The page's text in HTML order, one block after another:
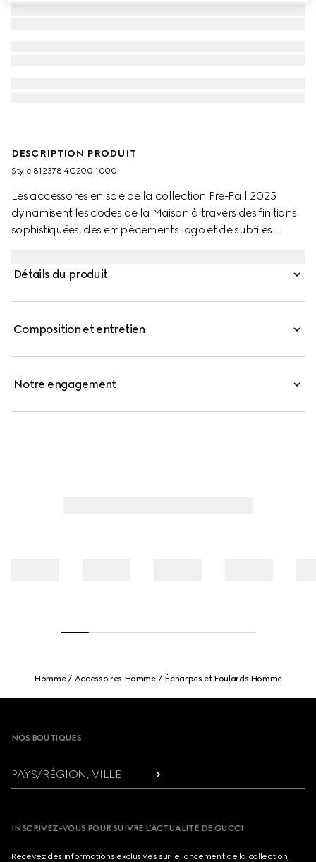
DESCRIPTION PRODUIT
Style ‎812378 4G200 1000
Les accessoires en soie de la collection Pre-Fall 2025
dynamisent les codes de la Maison à travers des finitions
sophistiquées, des empiècements logo et de subtiles
Détails du produit
Composition et entretien
Notre engagement
Homme Accessoires Homme Écharpes et Foulards Homme
NOS BOUTIQUES
PAYS/RÉGION, VILLE
INSCRIVEZ-VOUS POUR SUIVRE L’ACTUALITÉ DE GUCCI
Recevez des informations exclusives sur le lancement de la collection,